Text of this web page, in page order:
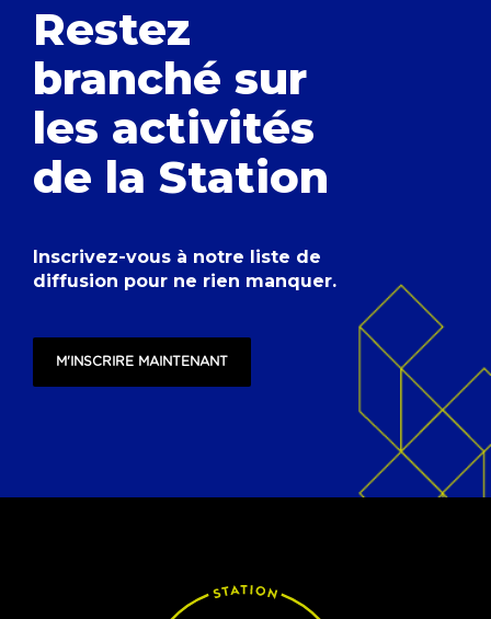
Restez
branché sur
les activités
de la Station
Inscrivez-vous à notre liste de
diffusion pour ne rien manquer.
M'INSCRIRE MAINTENANT